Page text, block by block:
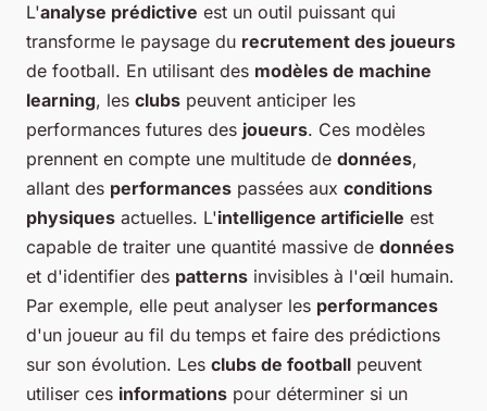
L'analyse prédictive est un outil puissant qui
transforme le paysage du recrutement des joueurs
de football. En utilisant des modèles de machine
learning, les clubs peuvent anticiper les
performances futures des joueurs. Ces modèles
prennent en compte une multitude de données,
allant des performances passées aux conditions
physiques actuelles. L'intelligence artificielle est
capable de traiter une quantité massive de données
et d'identifier des patterns invisibles à l'œil humain.
Par exemple, elle peut analyser les performances
d'un joueur au fil du temps et faire des prédictions
sur son évolution. Les clubs de football peuvent
utiliser ces informations pour déterminer si un